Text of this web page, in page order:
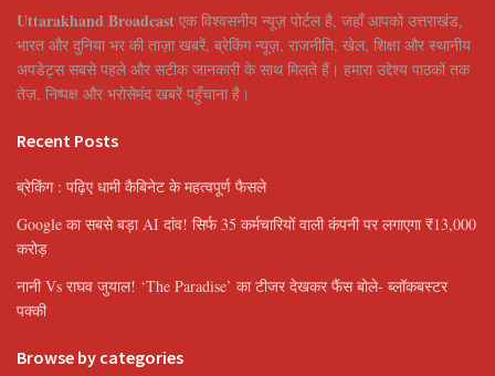
Uttarakhand Broadcast एक विश्वसनीय न्यूज़ पोर्टल है, जहाँ आपको उत्तराखंड,
भारत और दुनिया भर की ताज़ा खबरें, ब्रेकिंग न्यूज़, राजनीति, खेल, शिक्षा और स्थानीय
अपडेट्स सबसे पहले और सटीक जानकारी के साथ मिलते हैं। हमारा उद्देश्य पाठकों तक
तेज़, निष्पक्ष और भरोसेमंद खबरें पहुँचाना है।
Recent Posts
ब्रेकिंग : पढ़िए धामी कैबिनेट के महत्वपूर्ण फैसले
Google का सबसे बड़ा AI दांव! सिर्फ 35 कर्मचारियों वाली कंपनी पर लगाएगा ₹13,000
करोड़
नानी Vs राघव जुयाल! ‘The Paradise’ का टीजर देखकर फैंस बोले- ब्लॉकबस्टर
पक्की
Browse by categories